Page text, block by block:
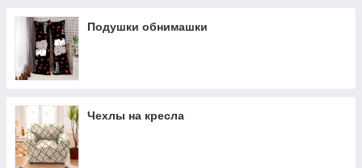
Подушки обнимашки
Чехлы на кресла